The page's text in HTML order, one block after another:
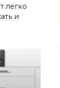
легко
и